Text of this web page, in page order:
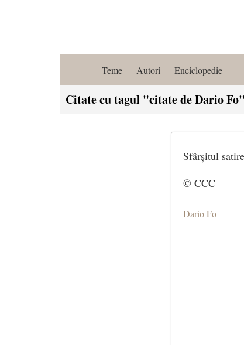
Teme Autori Enciclopedie
Citate cu tagul "citate de Dario Fo"
Sfârșitul
© CCC
Dario Fo